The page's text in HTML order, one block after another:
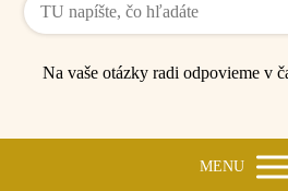
Na vaše otázky radi odpovieme v
MENU